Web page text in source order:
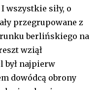
wszystkie siły, o
przegrupowane z
berlińskiego na
wziął
był najpierw
dowódcą obrony